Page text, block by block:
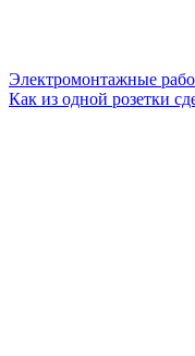
Электромонтажные
Как из одной розетки